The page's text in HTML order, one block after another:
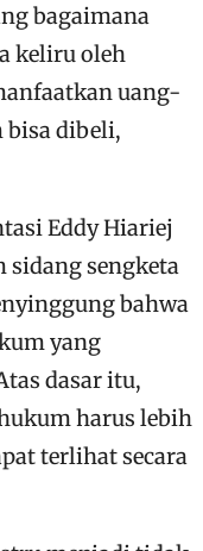
bagaimana
keliru oleh
uang-
bisa dibeli,
Eddy Hiariej
sidang sengketa
bahwa
yang
dasar itu,
harus lebih
terlihat secara